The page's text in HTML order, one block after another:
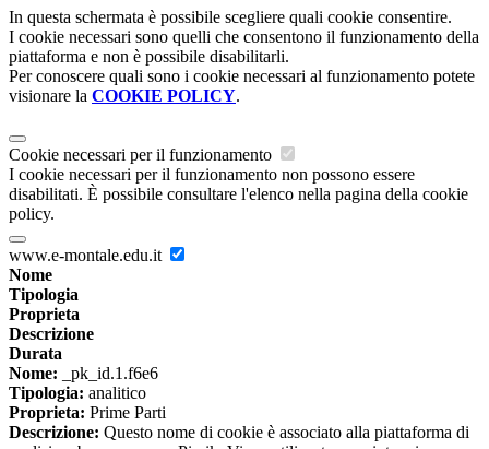
In questa schermata è possibile scegliere quali cookie consentire.
I cookie necessari sono quelli che consentono il funzionamento della
piattaforma e non è possibile disabilitarli.
Per conoscere quali sono i cookie necessari al funzionamento potete
visionare la COOKIE POLICY.
Cookie necessari per il funzionamento
I cookie necessari per il funzionamento non possono essere
disabilitati. È possibile consultare l'elenco nella pagina della cookie
policy.
www.e-montale.edu.it
Nome
Tipologia
Proprieta
Descrizione
Durata
Nome: _pk_id.1.f6e6
Tipologia: analitico
Proprieta: Prime Parti
Descrizione: Questo nome di cookie è associato alla piattaforma di